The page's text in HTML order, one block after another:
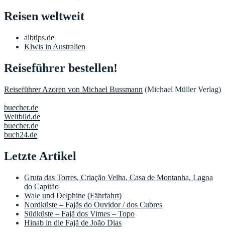
Reisen weltweit
albtips.de
Kiwis in Australien
Reiseführer bestellen!
Reiseführer Azoren von Michael Bussmann (Michael Müller Verlag)
buecher.de
Weltbild.de
buecher.de
buch24.de
Letzte Artikel
Gruta das Torres, Criação Velha, Casa de Montanha, Lagoa
do Capitão
Wale und Delphine (Fährfahrt)
Nordküste – Fajãs do Ouvidor / dos Cubres
Südküste – Fajã dos Vimes – Topo
Hinab in die Fajã de João Dias